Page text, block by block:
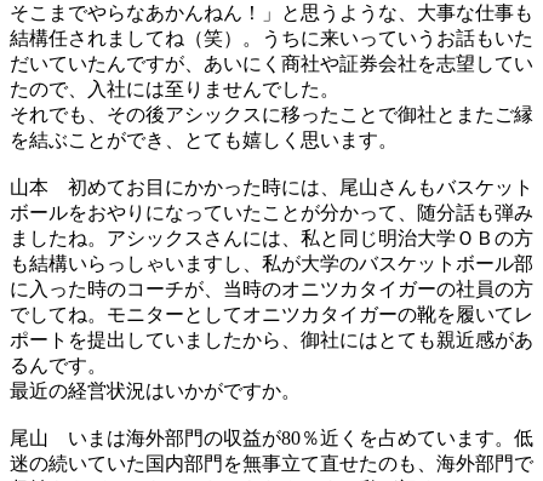
そこまでやらなあかんねん！」と思うような、大事な仕事も
結構任されましてね（笑）。うちに来いっていうお話もいた
だいていたんですが、あいにく商社や証券会社を志望してい
たので、入社には至りませんでした。
それでも、その後アシックスに移ったことで御社とまたご縁
を結ぶことができ、とても嬉しく思います。
山本 初めてお目にかかった時には、尾山さんもバスケット
ボールをおやりになっていたことが分かって、随分話も弾み
ましたね。アシックスさんには、私と同じ明治大学ＯＢの方
も結構いらっしゃいますし、私が大学のバスケットボール部
に入った時のコーチが、当時のオニツカタイガーの社員の方
でしてね。モニターとしてオニツカタイガーの靴を履いてレ
ポートを提出していましたから、御社にはとても親近感があ
るんです。
最近の経営状況はいかがですか。
尾山 いまは海外部門の収益が80％近くを占めています。低
迷の続いていた国内部門を無事立て直せたのも、海外部門で